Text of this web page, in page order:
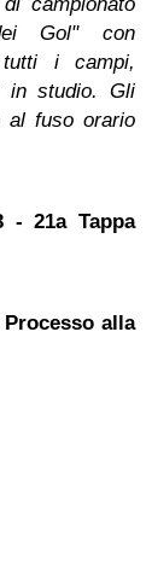
Gol" con
i campi,
in studio. Gli
al fuso orario
- 21a Tappa
alla